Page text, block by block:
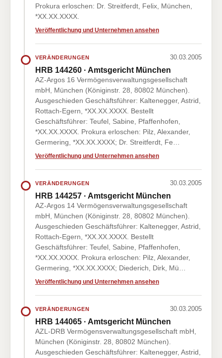
Prokura erloschen: Dr. Streitferdt, Felix, München,
*XX.XX.XXXX.
Veröffentlichung und Unternehmen ansehen
VERÄNDERUNGEN 30.03.2005
HRB 144260 · Amtsgericht München
AZ-Argos 16 Vermögensverwaltungsgesellschaft
mbH, München (Königinstr. 28, 80802 München).
Ausgeschieden Geschäftsführer: Kaltenegger, Astrid,
Rottach-Egern, *XX.XX.XXXX. Bestellt
Geschäftsführer: Teufel, Sabine, Pfaffenhofen,
*XX.XX.XXXX. Prokura erloschen: Pilz, Alexander,
Germering, *XX.XX.XXXX; Dr. Streitferdt, Fe…
Veröffentlichung und Unternehmen ansehen
VERÄNDERUNGEN 30.03.2005
HRB 144257 · Amtsgericht München
AZ-Argos 14 Vermögensverwaltungsgesellschaft
mbH, München (Königinstr. 28, 80802 München).
Ausgeschieden Geschäftsführer: Kaltenegger, Astrid,
Rottach-Egern, *XX.XX.XXXX. Bestellt
Geschäftsführer: Teufel, Sabine, Pfaffenhofen,
*XX.XX.XXXX. Prokura erloschen: Pilz, Alexander,
Germering, *XX.XX.XXXX; Diederich, Dirk, Mü…
Veröffentlichung und Unternehmen ansehen
VERÄNDERUNGEN 30.03.2005
HRB 144065 · Amtsgericht München
AZL-DRB Vermögensverwaltungsgesellschaft mbH,
München (Königinstr. 28, 80802 München).
Ausgeschieden Geschäftsführer: Kaltenegger, Astrid,